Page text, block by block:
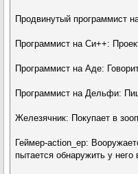
Продвинутый программист
Программист на Си++:
Программист на Аде:
Программист на Дельфи:
Железячник: Покупает в
Геймер-action_ер:
пытается обнаружить у